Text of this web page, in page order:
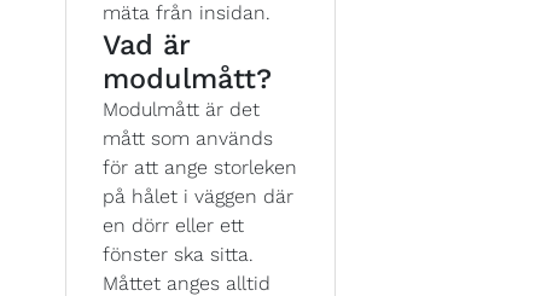
mäta från insidan.
Vad är
modulmått?
Modulmått är det
mått som används
för att ange storleken
på hålet i väggen där
en dörr eller ett
fönster ska sitta.
Måttet anges alltid